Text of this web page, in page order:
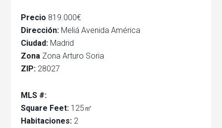
Precio 819.000€
Dirección: Meliá Avenida América
Ciudad: Madrid
Zona Zona Arturo Soria
ZIP: 28027
MLS #:
Square Feet: 125㎡
Habitaciones: 2